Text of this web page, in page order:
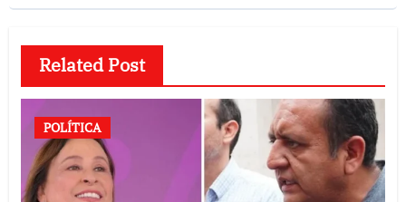
Related Post
POLÍTICA